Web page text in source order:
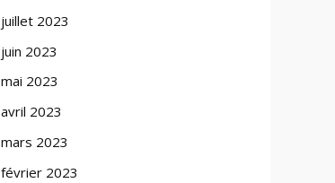
juillet 2023
juin 2023
mai 2023
avril 2023
mars 2023
février 2023